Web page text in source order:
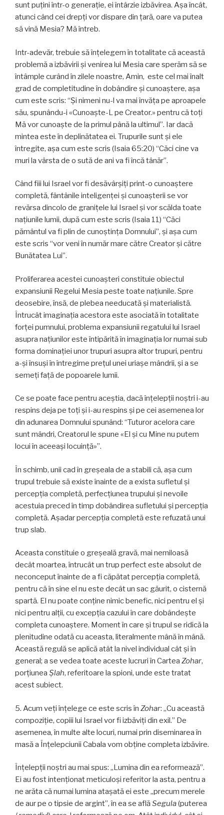
sunt puţini într-o generaţie, ei întârzie izbăvirea. Aşa încât,
atunci când cei drepţi vor dispare din ţară, oare va putea
să vină Mesia? Mă întreb.
Intr-adevăr, trebuie să înțelegem în totalitate că această
problemă a izbăvirii şi venirea lui Mesia care sperăm să se
întâmple curând în zilele noastre, Amin, este cel mai înalt
grad de completitudine în dobândire şi cunoaştere, aşa
cum este scris: “Și nimeni nu-l va mai învăța pe aproapele
său, spunându-i «Cunoaşte-L pe Creator.» pentru că toți
Mă vor cunoaște de la primul până la ultimul”. Iar dacă
mintea este în deplinătatea ei. Trupurile sunt şi ele
întregite, aşa cum este scris (Isaia 65:20) “Căci cine va
muri la vârsta de o sută de ani va fi încă tânăr”.
Când fiii lui Israel vor fi desăvârşiţi print-o cunoaştere
completă, fântânile inteligenţei şi cunoaşterii se vor
revărsa dincolo de graniţele lui Israel şi vor scălda toate
naţiunile lumii, după cum este scris (Isaia 11) “Căci
pământul va fi plin de cunoştinţa Domnului”, și aşa cum
este scris “vor veni în număr mare către Creator și către
Bunătatea Lui”.
Proliferarea acestei cunoaşteri constituie obiectul
expansiunii Regelui Mesia peste toate națiunile. Spre
deosebire, însă, de plebea needucată şi materialistă.
Întrucât imaginaţia acestora este asociată în totalitate
forţei pumnului, problema expansiunii regatului lui Israel
asupra naţiunilor este întipărită în imaginaţia lor numai sub
forma dominaţiei unor trupuri asupra altor trupuri, pentru
a-şi însuşi în întregime preţul unei uriaşe mândrii, şi a se
semeţi faţă de popoarele lumii.
Ce se poate face pentru aceştia, dacă înțelepții noștri i-au
respins deja pe toți și i-au respins şi pe cei asemenea lor
din adunarea Domnului spunând: “Tuturor acelora care
sunt mândri, Creatorul le spune «El şi cu Mine nu putem
locui în aceeași locuință»”.
În schimb, unii cad în greşeala de a stabili că, aşa cum
trupul trebuie să existe înainte de a exista sufletul şi
percepția completă, perfecţiunea trupului şi nevoile
acestuia preced în timp dobândirea sufletului şi percepţia
completă. Aşadar percepţia completă este refuzată unui
trup slab.
Aceasta constituie o greşeală gravă, mai nemiloasă
decât moartea, întrucât un trup perfect este absolut de
neconceput înainte de a fi căpătat percepţia completă,
pentru că în sine el nu este decât un sac găurit, o cisternă
spartă. El nu poate conţine nimic benefic, nici pentru el şi
nici pentru alţii, cu excepţia cazului în care dobândeşte
completa cunoaştere. Moment în care şi trupul se ridică la
plenitudine odată cu aceasta, literalmente mână în mână.
Această regulă se aplică atât la nivel individual cât şi în
general; a se vedea toate aceste lucruri în Cartea Zohar,
porţiunea Şlah, referitoare la spioni, unde este tratat
acest subiect.
5. Acum veți înțelege ce este scris în Zohar: „Cu această
compoziție, copiii lui Israel vor fi izbăviţi din exil.” De
asemenea, în multe alte locuri, numai prin diseminarea în
masă a Înțelepciunii Cabala vom obține completa izbăvire.
Înțelepții noștri au mai spus: „Lumina din ea reformează”.
Ei au fost intenționat meticuloși referitor la asta, pentru a
ne arăta că numai lumina ataşată ei este „precum merele
de aur pe o tipsie de argint”, în ea se aflăSegula(puterea